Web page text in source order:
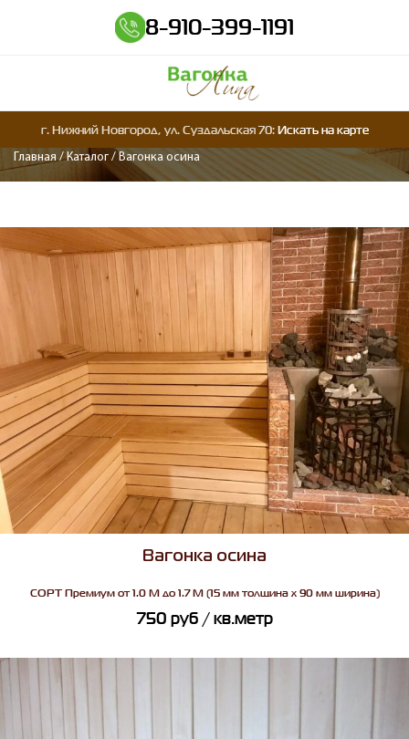
8-910-399-1191
г. Нижний Новгород, ул. Суздальская 70:Искать на карте
ВАГОНКА ОСИНА
Главная Каталог Вагонка осина
Вагонка осина
СОРТПремиум от 1.0 М до 1.7 М (15 мм толщина х 90 мм ширина)
750руб / кв.метр